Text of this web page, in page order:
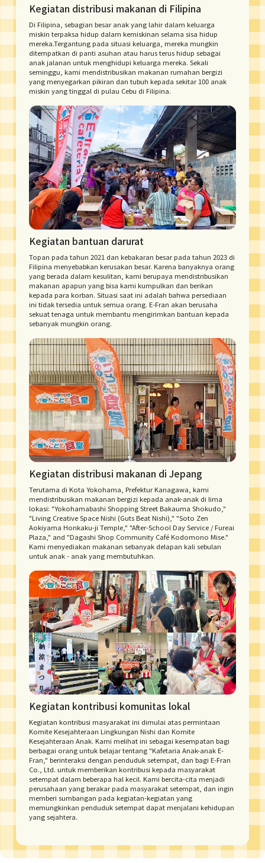
Kegiatan distribusi makanan di Filipina
Di Filipina, sebagian besar anak yang lahir dalam keluarga
miskin terpaksa hidup dalam kemiskinan selama sisa hidup
mereka.Tergantung pada situasi keluarga, mereka mungkin
ditempatkan di panti asuhan atau harus terus hidup sebagai
anak jalanan untuk menghidupi keluarga mereka. Sekali
seminggu, kami mendistribusikan makanan rumahan bergizi
yang menyegarkan pikiran dan tubuh kepada sekitar 100 anak
miskin yang tinggal di pulau Cebu di Filipina.
Kegiatan distribusi makanan di Jepang
Terutama di Kota Yokohama, Prefektur Kanagawa, kami
mendistribusikan makanan bergizi kepada anak-anak di lima
lokasi: "Yokohamabashi Shopping Street Bakauma Shokudo,"
"Living Creative Space Nishi (Guts Beat Nishi)," "Soto Zen
Aokiyama Honkaku-ji Temple," "After-School Day Service / Fureai
Plaza," and "Dagashi Shop Community Café Kodomono Mise."
Kami menyediakan makanan sebanyak delapan kali sebulan
untuk anak - anak yang membutuhkan.
Kegiatan bantuan darurat
Topan pada tahun 2021 dan kebakaran besar pada tahun 2023 di
Filipina menyebabkan kerusakan besar. Karena banyaknya orang
yang berada dalam kesulitan, kami berupaya mendistribusikan
makanan apapun yang bisa kami kumpulkan dan berikan
kepada para korban. Situasi saat ini adalah bahwa persediaan
ini tidak tersedia untuk semua orang. E-Fran akan berusaha
sekuat tenaga untuk membantu mengirimkan bantuan kepada
sebanyak mungkin orang.
Kegiatan kontribusi komunitas lokal
Kegiatan kontribusi masyarakat ini dimulai atas permintaan
Komite Kesejahteraan Lingkungan Nishi dan Komite
Kesejahteraan Anak. Kami melihat ini sebagai kesempatan bagi
berbagai orang untuk belajar tentang "Kafetaria Anak-anak E-
Fran," berinteraksi dengan penduduk setempat, dan bagi E-Fran
Co., Ltd. untuk memberikan kontribusi kepada masyarakat
setempat dalam beberapa hal kecil. Kami bercita-cita menjadi
perusahaan yang berakar pada masyarakat setempat, dan ingin
memberi sumbangan pada kegiatan-kegiatan yang
memungkinkan penduduk setempat dapat menjalani kehidupan
yang sejahtera.